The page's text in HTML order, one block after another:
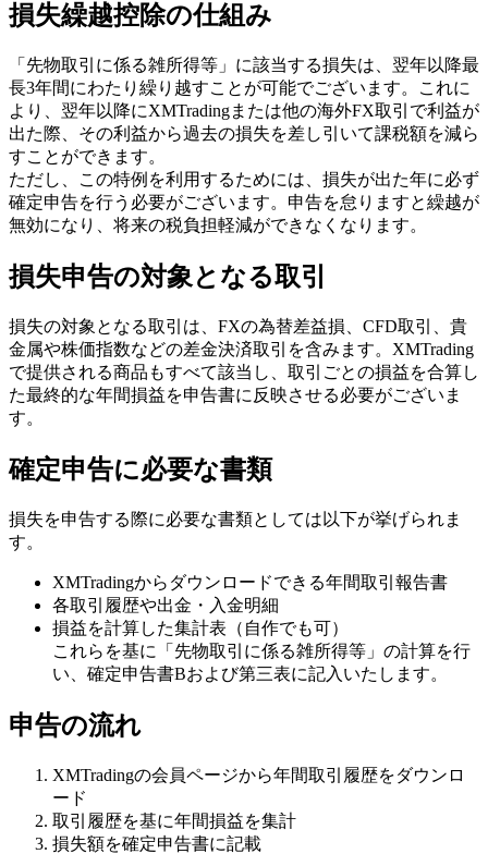
損失繰越控除の仕組み
「先物取引に係る雑所得等」に該当する損失は、翌年以降最
長3年間にわたり繰り越すことが可能でございます。これに
より、翌年以降にXMTradingまたは他の海外FX取引で利益が
出た際、その利益から過去の損失を差し引いて課税額を減ら
すことができます。
ただし、この特例を利用するためには、損失が出た年に必ず
確定申告を行う必要がございます。申告を怠りますと繰越が
無効になり、将来の税負担軽減ができなくなります。
損失申告の対象となる取引
損失の対象となる取引は、FXの為替差益損、CFD取引、貴
金属や株価指数などの差金決済取引を含みます。XMTrading
で提供される商品もすべて該当し、取引ごとの損益を合算し
た最終的な年間損益を申告書に反映させる必要がございま
す。
確定申告に必要な書類
損失を申告する際に必要な書類としては以下が挙げられま
す。
XMTradingからダウンロードできる年間取引報告書
各取引履歴や出金・入金明細
損益を計算した集計表（自作でも可）
これらを基に「先物取引に係る雑所得等」の計算を行
い、確定申告書Bおよび第三表に記入いたします。
申告の流れ
XMTradingの会員ページから年間取引履歴をダウンロ
ード
取引履歴を基に年間損益を集計
損失額を確定申告書に記載